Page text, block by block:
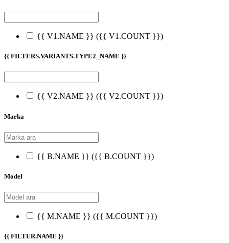
{{ V1.NAME }} ({{ V1.COUNT }})
{{ FILTERS.VARIANTS.TYPE2_NAME }}
{{ V2.NAME }} ({{ V2.COUNT }})
Marka
{{ B.NAME }} ({{ B.COUNT }})
Model
{{ M.NAME }} ({{ M.COUNT }})
{{ FILTER.NAME }}